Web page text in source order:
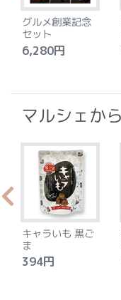
グルメ創業記念
セット
6,280円
マルシェか
キャラいも 黒ご
ま
394円